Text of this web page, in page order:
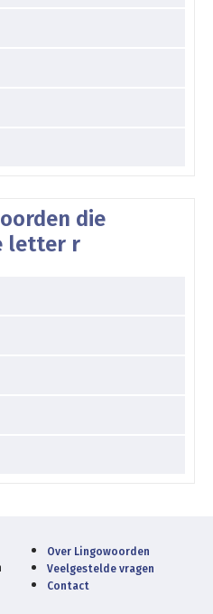
die
letter r
Over Lingowoorden
Veelgestelde vragen
Contact